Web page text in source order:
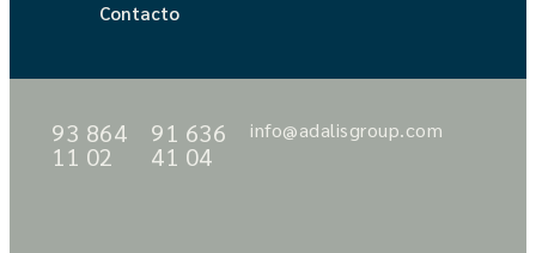
Contacto
93 864
11 02
91 636
41 04
info@adalisgroup.com